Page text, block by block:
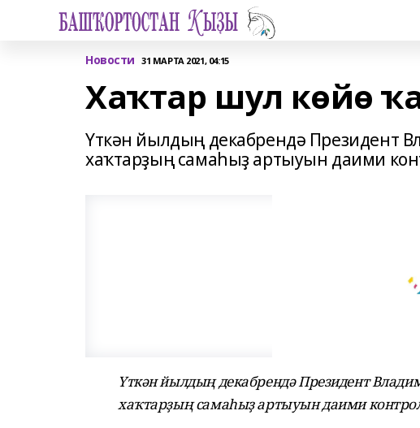
Новости 31 МАРТА 2021, 04:15
Хаҡтар шул көйө
Үткән йылдың декабрендә Президент
хаҡтарҙың самаһыҙ артыуын даими
Үткән йылдың декабрендә Президент
хаҡтарҙың самаһыҙ артыуын даими